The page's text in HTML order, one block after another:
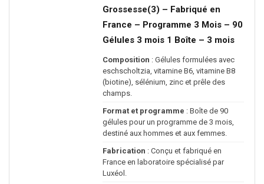
Grossesse(3) – Fabriqué en
France – Programme 3 Mois – 90
Gélules 3 mois 1 Boîte – 3 mois
Composition : Gélules formulées avec
eschscholtzia, vitamine B6, vitamine B8
(biotine), sélénium, zinc et prêle des
champs.
Format et programme : Boîte de 90
gélules pour un programme de 3 mois,
destiné aux hommes et aux femmes.
Fabrication : Conçu et fabriqué en
France en laboratoire spécialisé par
Luxéol.